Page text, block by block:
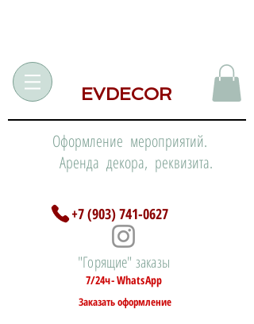
EVDECOR
Оформление мероприятий.
Аренда декора, реквизита.
+7 (903) 741-0627
"Горящие" заказы
7/24ч- WhatsApp
Заказать оформление